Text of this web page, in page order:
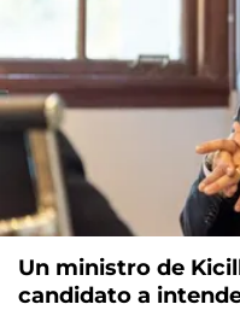
Un ministro de
candidato a